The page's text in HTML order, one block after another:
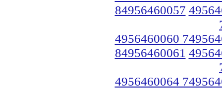
84956460057
4956460060
84956460061
4956460064